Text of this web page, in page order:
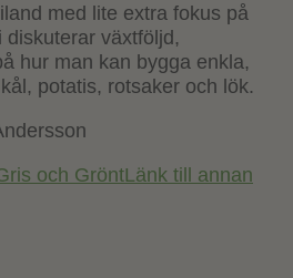
med lite extra fokus på
diskuterar växtföljd,
hur man kan bygga enkla,
potatis, rotsaker och lök.
och GröntLänk till annan